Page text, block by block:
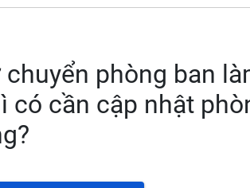
phòng ban
có cần cập nhật